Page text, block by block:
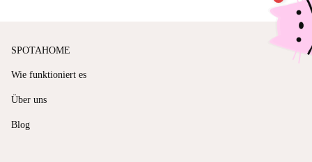
SPOTAHOME
Wie funktioniert es
Über uns
Blog